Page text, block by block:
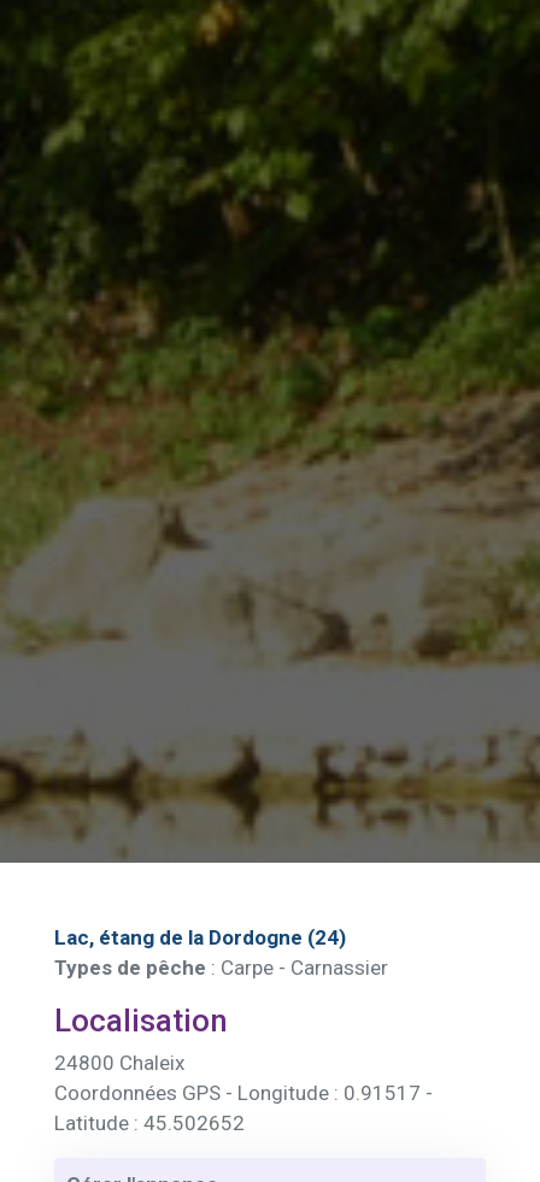
Lac, étang de la Dordogne (24)
Types de pêche : Carpe - Carnassier
Localisation
24800 Chaleix
Coordonnées GPS - Longitude : 0.91517 -
Latitude : 45.502652